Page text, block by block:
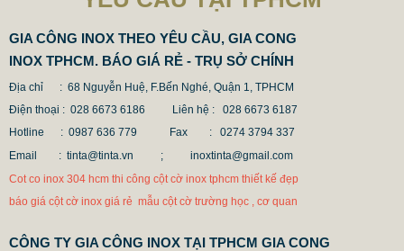
GIA CÔNG INOX THEO YÊU CẦU, GIA CONG
INOX TPHCM. BÁO GIÁ RẺ - TRỤ SỞ CHÍNH
Địa chỉ : 68 Nguyễn Huệ, F.Bến Nghé, Quận 1, TPHCM
Điện thoại : 028 6673 6186
Liên hệ : 028 6673 6187
Hotline : 0987 636 779 Fax
: 0274 3794 337
Email : tinta@tinta.vn ;
inoxtinta@gmail.com
Cot co inox 304 hcm thi công cột cờ inox tphcm thiết kế đẹp
báo giá cột cờ inox giá rẻ mẫu cột cờ trường học , cơ quan
CÔNG TY GIA CÔNG INOX TẠI TPHCM GIA CONG